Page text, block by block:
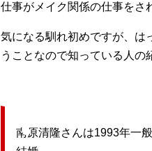
仕事がメイク関係の仕事をさ
気になる馴れ初めですが、は
うことなので知っている人の
南原清隆さんは1993年一